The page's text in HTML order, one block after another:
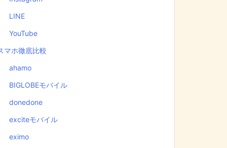
LINE
YouTube
マホ徹底比較
ahamo
BIGLOBEモバイル
donedone
exciteモバイル
eximo